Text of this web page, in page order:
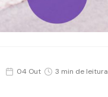
04 Out 3 min de leitura